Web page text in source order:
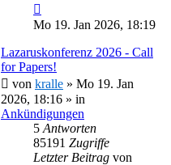
Mo 19. Jan 2026, 18:19
Lazaruskonferenz 2026 - Call
for Papers!
von kralle » Mo 19. Jan
2026, 18:16 » in
Ankündigungen
5 Antworten
85191 Zugriffe
Letzter Beitrag von